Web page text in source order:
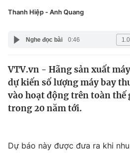
Pháp luật
Y tế
Thế giới
Tin tức
Thế giới đó đây
Kinh tế
Thị trường
Công nghệ
Thanh Hiệp - Anh Quang
Nghe đọc bài 0:46
VTV.vn - Hãng sản xuất
dự kiến số lượng máy bay
vào hoạt động trên toàn thế
trong 20 năm tới.
Dự báo này được đưa ra khi